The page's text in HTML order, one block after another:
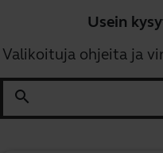
Usein
Valikoituja ohjeita ja
search